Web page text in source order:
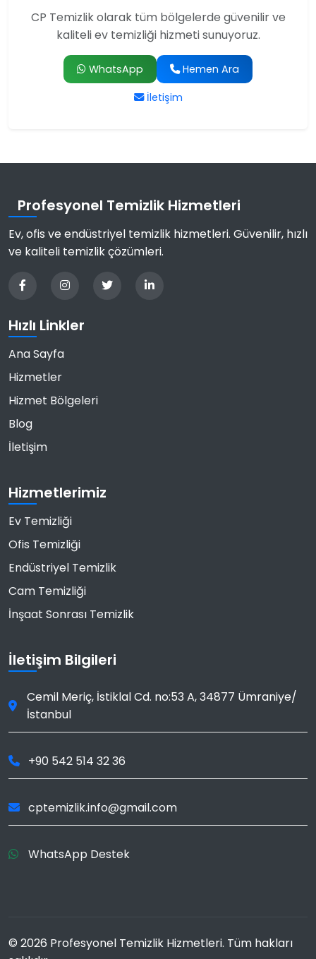
CP Temizlik olarak tüm bölgelerde güvenilir ve
kaliteli ev temizliği hizmeti sunuyoruz.
WhatsApp Hemen Ara
İletişim
Profesyonel Temizlik Hizmetleri
Ev, ofis ve endüstriyel temizlik hizmetleri. Güvenilir, hızlı
ve kaliteli temizlik çözümleri.
Hızlı Linkler
Ana Sayfa
Hizmetler
Hizmet Bölgeleri
Blog
İletişim
Hizmetlerimiz
Ev Temizliği
Ofis Temizliği
Endüstriyel Temizlik
Cam Temizliği
İnşaat Sonrası Temizlik
İletişim Bilgileri
Cemil Meriç, İstiklal Cd. no:53 A,34877 Ümraniye/
İstanbul
+90 542 514 32 36
cptemizlik.info@gmail.com
WhatsApp Destek
© 2026 Profesyonel Temizlik Hizmetleri. Tüm hakları